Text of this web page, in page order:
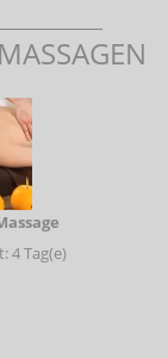
4 Tag(e)